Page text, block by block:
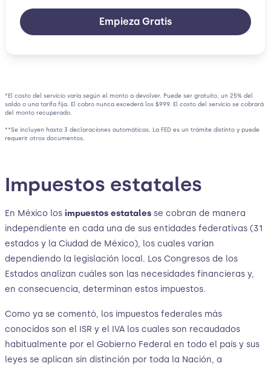
Empieza Gratis
*El costo del servicio varía según el monto a devolver. Puede ser gratuito, un 25% del
saldo o una tarifa fija. El cobro nunca excederá los $999. El costo del servicio se cobrará
del monto recuperado.
**Se incluyen hasta 3 declaraciones automáticas. La FED es un trámite distinto y puede
requerir otros documentos.
Impuestos estatales
En México los impuestos estatales se cobran de manera
independiente en cada una de sus entidades federativas (31
estados y la Ciudad de México), los cuales varían
dependiendo la legislación local. Los Congresos de los
Estados analizan cuáles son las necesidades financieras y,
en consecuencia, determinan estos impuestos.
Como ya se comentó, los impuestos federales más
conocidos son el ISR y el IVA los cuales son recaudados
habitualmente por el Gobierno Federal en todo el país y sus
leyes se aplican sin distinción por toda la Nación, a